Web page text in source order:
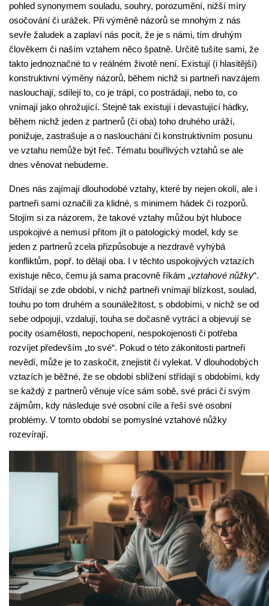
pohled synonymem souladu, souhry, porozumění, nižší míry
osočování či urážek. Při výměně názorů se mnohým z nás
sevře žaludek a zaplaví nás pocit, že je s námi, tím druhým
člověkem či naším vztahem něco špatně. Určitě tušíte sami, že
takto jednoznačné to v reálném životě není. Existují (i hlasitější)
konstruktivní výměny názorů, během nichž si partneři navzájem
naslouchají, sdílejí to, co je trápí, co postrádají, nebo to, co
vnímají jako ohrožující. Stejně tak existují i devastující hádky,
během nichž jeden z partnerů (či oba) toho druhého uráží,
ponižuje, zastrašuje a o naslouchání či konstruktivním posunu
ve vztahu nemůže být řeč. Tématu bouřlivých vztahů se ale
dnes věnovat nebudeme.
Dnes nás zajímají dlouhodobé vztahy, které by nejen okolí, ale i
partneři sami označili za klidné, s minimem hádek či rozporů.
Stojím si za názorem, že takové vztahy můžou být hluboce
uspokojivé a nemusí přitom jít o patologický model, kdy se
jeden z partnerů zcela přizpůsobuje a nezdravě vyhýbá
konfliktům, popř. to dělají oba. I v těchto uspokojivých vztazích
existuje něco, čemu já sama pracovně říkám „vztahové nůžky“.
Střídají se zde období, v nichž partneři vnímají blízkost, soulad,
touhu po tom druhém a sounáležitost, s obdobími, v nichž se od
sebe odpojují, vzdalují, touha se dočasně vytrácí a objevují se
pocity osamělosti, nepochopení, nespokojenosti či potřeba
rozvíjet především „to své“. Pokud o této zákonitosti partneři
nevědí, může je to zaskočit, znejistit či vylekat. V dlouhodobých
vztazích je běžné, že se období sblížení střídají s obdobími, kdy
se každý z partnerů věnuje více sám sobě, své práci či svým
zájmům, kdy následuje své osobní cíle a řeší své osobní
problémy. V tomto období se pomyslné vztahové nůžky
rozevírají.